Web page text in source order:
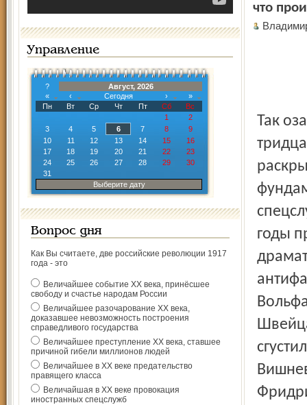
Управление
?
Август, 2026
«
‹ Сегодня ›
»
Пн
Вт Ср Чт Пт Сб
Вс
1
2
3
4 5 6 7 8
9
10
11 12 13 14 15
16
17
18 19 20 21 22
23
24
25 26 27 28 29
30
31
Выберите дату
Вопрос дня
Как Вы считаете, две российские революции 1917
года - это
Величайшее событие ХХ века, принёсшее
свободу и счастье народам России
Величайшее разочарование ХХ века,
доказавшее невозможность построения
справедливого государства
Величайшее преступление ХХ века, ставшее
причиной гибели миллионов людей
Величайшее в ХХ веке предательство
правящего класса
Величайшая в ХХ веке провокация
иностранных спецслужб
что
Так
годы